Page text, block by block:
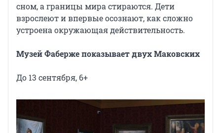
сном, а границы мира стираются. Дети
взрослеют и впервые осознают, как сложно
устроена окружающая действительность.
Музей Фаберже показывает двух Маковских
До 13 сентября, 6+